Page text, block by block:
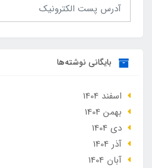
بایگانی نوشته‌ها
اسفند 1404
بهمن 1404
دی 1404
آذر 1404
آبان 1404